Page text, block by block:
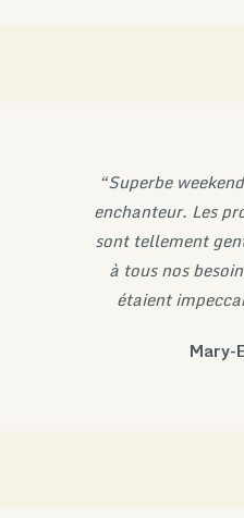
“Superbe
enchanteur. Les
sont tellement
à tous nos
étaient
Mary-